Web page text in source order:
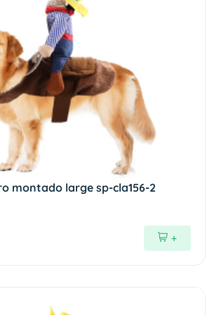
montado large sp-cla156-2
+